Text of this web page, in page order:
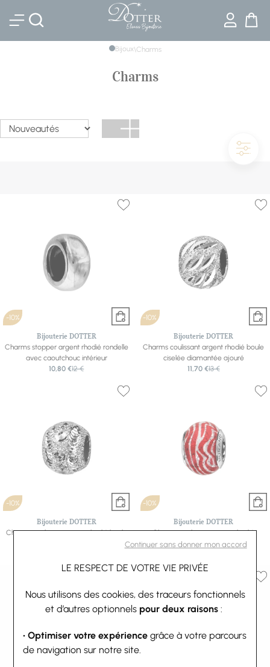
Continuer sans donner mon accord
LE RESPECT DE VOTRE VIE PRIVÉE
Nous utilisons des cookies, des traceurs fonctionnels
et d’autres optionnels pour deux raisons :
• Optimiser votre expérience grâce à votre parcours
de navigation sur notre site.
Bijouterie DOTTER
Bijoux\Charms
Charms
-10%
Bijouterie DOTTER
Charms stopper argent rhodié rondelle
avec caoutchouc intérieur
10,80 €12 €
-10%
Bijouterie DOTTER
Charms coulissant argent rhodié boule
ciselée diamantée ajouré
11,70 €13 €
-10%
Bijouterie DOTTER
Charms coulissant argent rhodié boule
-10%
Bijouterie DOTTER
Charms coulissant argent rhodié
murano véritable rouge rayures